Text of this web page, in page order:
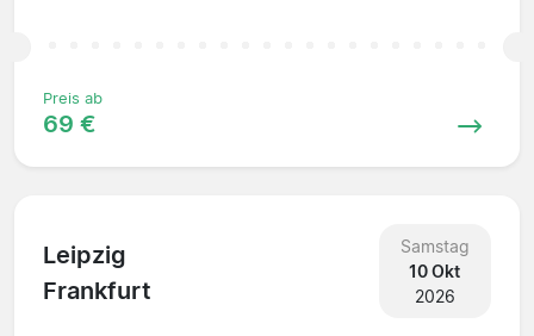
Preis ab
69 €
Leipzig
Frankfurt
Samstag
10 Okt
2026